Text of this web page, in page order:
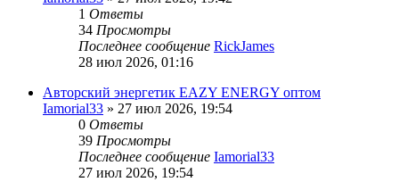
1 Ответы
34 Просмотры
Последнее сообщение RickJames
28 июл 2026, 01:16
Авторский энергетик EAZY ENERGY оптом
Iamorial33 » 27 июл 2026, 19:54
0 Ответы
39 Просмотры
Последнее сообщение Iamorial33
27 июл 2026, 19:54